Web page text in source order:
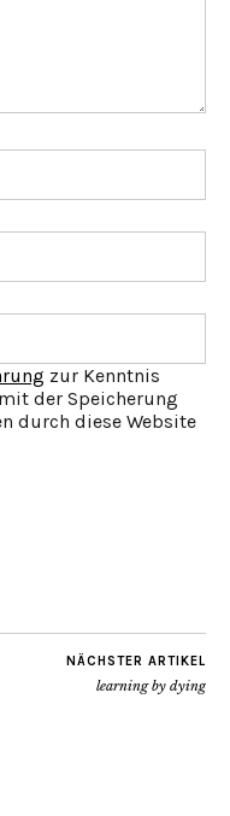
zur Kenntnis
der Speicherung
durch diese Website
NÄCHSTER ARTIKEL
learning by dying